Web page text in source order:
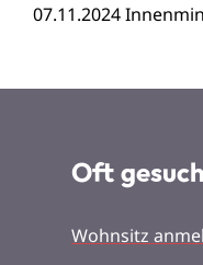
07.11.2024
Oft
Wohnsitz